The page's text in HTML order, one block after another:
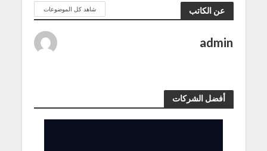
عن الكاتب شاهد كل الموضوعات
admin
أفضل الشركات